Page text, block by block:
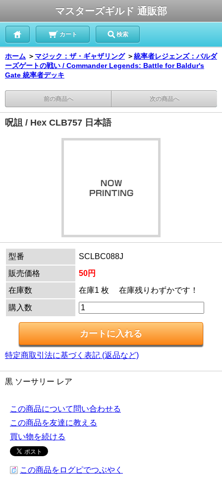
マスターズギルド 通販部
カート 検索
ホーム ＞ マジック：ザ・ギャザリング ＞統率者レジェンズ：バルダ
ーズゲートの戦い / Commander Legends: Battle for Baldur's
Gate 統率者デッキ
前の商品へ 次の商品へ
呪詛 / Hex CLB757 日本語
型番
SCLBC088J
販売価格
50円
在庫数
在庫1 枚 在庫残りわずかです！
購入数
特定商取引法に基づく表記 (返品など)
黒 ソーサリー レア
この商品について問い合わせる
この商品を友達に教える
買い物を続ける
この商品をログピでつぶやく